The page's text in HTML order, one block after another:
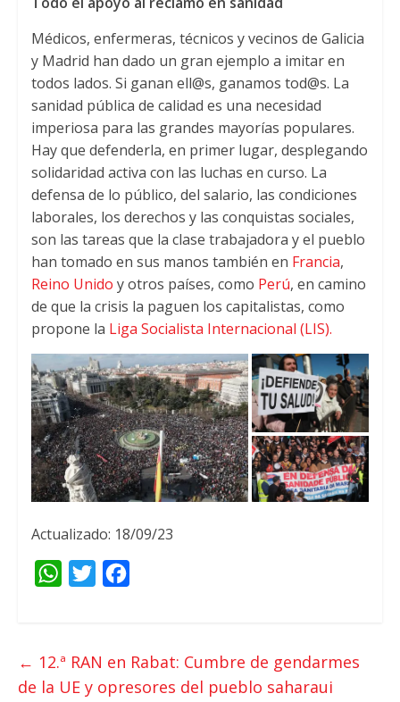
Médicos, enfermeras, técnicos y vecinos de Galicia
y Madrid han dado un gran ejemplo a imitar en
todos lados. Si ganan ell@s, ganamos tod@s. La
sanidad pública de calidad es una necesidad
imperiosa para las grandes mayorías populares.
Hay que defenderla, en primer lugar, desplegando
solidaridad activa con las luchas en curso. La
defensa de lo público, del salario, las condiciones
laborales, los derechos y las conquistas sociales,
son las tareas que la clase trabajadora y el pueblo
han tomado en sus manos también en Francia,
Reino Unido y otros países, como Perú, en camino
de que la crisis la paguen los capitalistas, como
propone la Liga Socialista Internacional (LIS).
Actualizado: 18/09/23
W
t
s
t
t
e
b
← 12.ª RAN en Rabat: Cumbre de gendarmes
de la UE y opresores del pueblo saharaui